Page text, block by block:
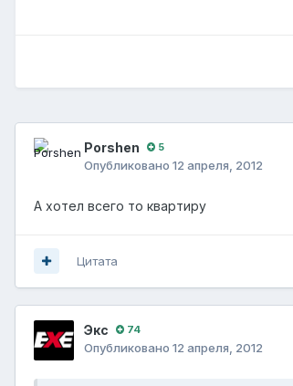
Porshen 5
Опубликовано 12 апреля, 2012
А хотел всего то квартиру
Цитата
Экс 74
Опубликовано 12 апреля, 2012